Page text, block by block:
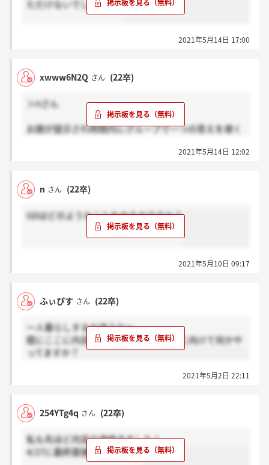
ただけないでしょうか？
2021年5月14日 17:00
xwww6N2Q さん (22卒)
＞nさん
お題が提示され時間内にグループで一つの答えを導く
2021年5月14日 12:02
n さん (22卒)
GDはどのようなことをやるのですか？
2021年5月10日 09:17
ふぃぴす さん (22卒)
一人暮らしするか迷うな～
既にここに内定承諾してる方は来年春に向けて何かや
ってますか？
2021年5月2日 22:11
254YTg4q さん (22卒)
私も先ほど内定の連絡きました！
4/27に最終面接受けました！